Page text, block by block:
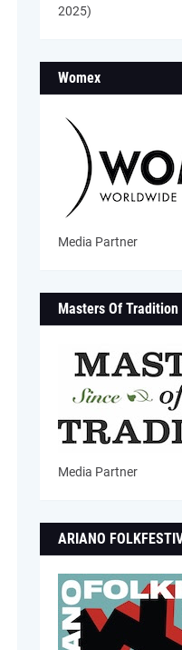
2025)
Womex
Media Partner
Masters Of
Media Partner
ARIANO